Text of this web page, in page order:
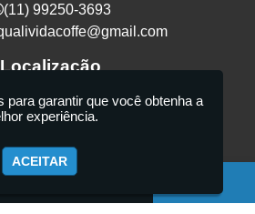
(11) 99250-3693
Localização
27 - Vila Maria Alta - São
SP - CEP: 02130-080
para garantir que você obtenha a
experiência.
ACEITAR